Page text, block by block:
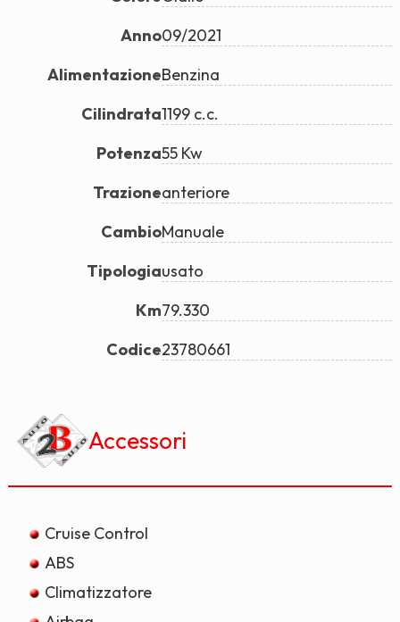
Anno09/2021
AlimentazioneBenzina
Cilindrata1199 c.c.
Potenza55 Kw
Trazioneanteriore
CambioManuale
Tipologiausato
Km79.330
Codice23780661
Accessori
Cruise Control
ABS
Climatizzatore